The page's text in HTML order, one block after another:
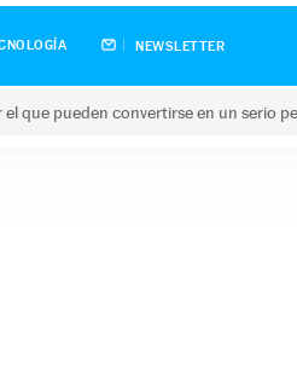
NEWSLETTER
que pueden convertirse en un serio